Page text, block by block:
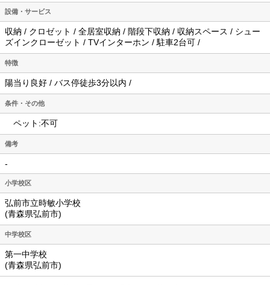
設備・サービス
収納 / クロゼット / 全居室収納 / 階段下収納 / 収納スペース / シュー
ズインクローゼット / TVインターホン / 駐車2台可 /
特徴
陽当り良好 / バス停徒歩3分以内 /
条件・その他
ペット:不可
備考
-
小学校区
弘前市立時敏小学校
(青森県弘前市)
中学校区
第一中学校
(青森県弘前市)